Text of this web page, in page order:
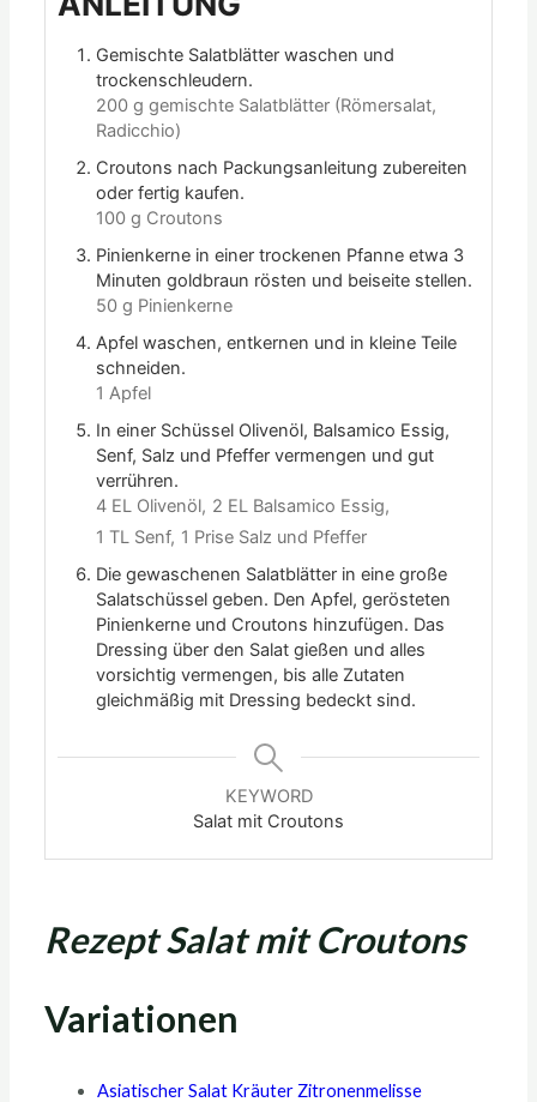
Gemischte Salatblätter waschen und
trockenschleudern.
200 g gemischte Salatblätter (Römersalat,
Radicchio)
Croutons nach Packungsanleitung zubereiten
oder fertig kaufen.
100 g Croutons
Pinienkerne in einer trockenen Pfanne etwa 3
Minuten goldbraun rösten und beiseite stellen.
50 g Pinienkerne
Apfel waschen, entkernen und in kleine Teile
schneiden.
1 Apfel
In einer Schüssel Olivenöl, Balsamico Essig,
Senf, Salz und Pfeffer vermengen und gut
verrühren.
4 EL Olivenöl, 2 EL Balsamico Essig,
1 TL Senf, 1 Prise Salz und Pfeffer
Die gewaschenen Salatblätter in eine große
Salatschüssel geben. Den Apfel, gerösteten
Pinienkerne und Croutons hinzufügen. Das
Dressing über den Salat gießen und alles
vorsichtig vermengen, bis alle Zutaten
gleichmäßig mit Dressing bedeckt sind.
KEYWORD
Salat mit Croutons
Rezept Salat mit Croutons
Variationen
Asiatischer Salat Kräuter Zitronenmelisse